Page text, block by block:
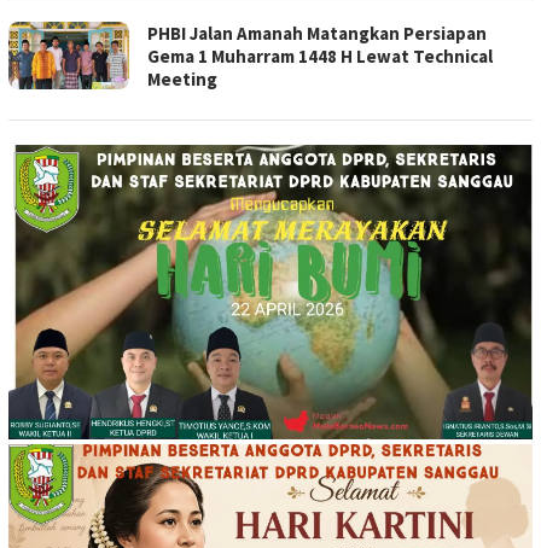
PHBI Jalan Amanah Matangkan Persiapan
Gema 1 Muharram 1448 H Lewat Technical
Meeting